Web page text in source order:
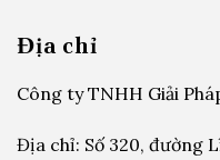
Địa chỉ
Công ty TNHH Giải
Địa chỉ: Số 320, đường